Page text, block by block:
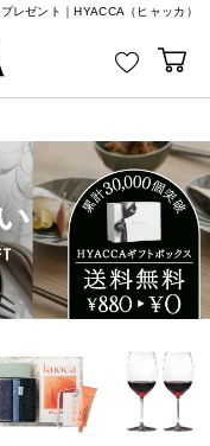
レゼント｜HYACCA（ヒャッカ）